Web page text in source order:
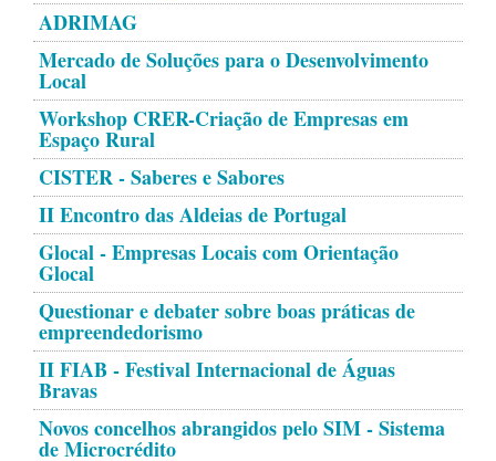
ADRIMAG
Mercado de Soluções para o Desenvolvimento
Local
Workshop CRER-Criação de Empresas em
Espaço Rural
CISTER - Saberes e Sabores
II Encontro das Aldeias de Portugal
Glocal - Empresas Locais com Orientação
Glocal
Questionar e debater sobre boas práticas de
empreendedorismo
II FIAB - Festival Internacional de Águas
Bravas
Novos concelhos abrangidos pelo SIM - Sistema
de Microcrédito